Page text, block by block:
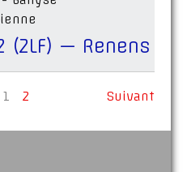
(2LF) — Renens
1 2 Suivant